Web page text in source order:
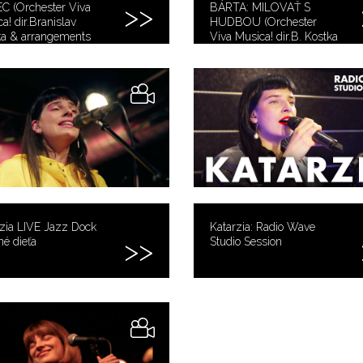
(Orchester Viva
dir.Branislav
& arrangements
BÁRTA: MILOVAŤ S
HUDBOU (Orchester
Viva Musica! dir.B. Kostka
LIVE Jazz Dock
dieťa
Katarzia: Radio Wave
Studio Session